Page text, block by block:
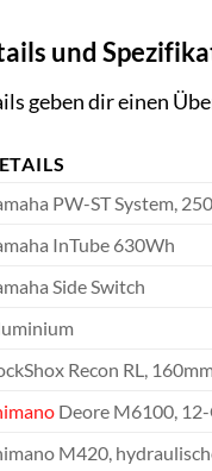
und
geben dir einen
PW-ST System,
InTube 630Wh
Side Switch
Recon RL,
Deore M6100, 12-
M420,